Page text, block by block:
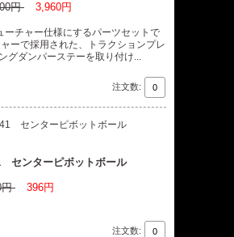
円 3,960円
ーチャー仕様にするパーツセットで
ーで採用された、トラクションプレ
グダンパーステーを取り付け...
注文数:
ンターピボットボール
円 396円
注文数: